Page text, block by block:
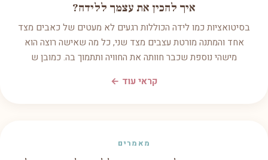
איך להכין את עצמך ללידה?
בסיטואציות כמו לידה הכוללות רגעים לא מעטים של כאבים מצד
אחד והמתנה מורטת עצבים מצד שני, כל מה שאישה רוצה הוא
מישהי נוספת שכבר חוותה את החוויה ותתמוך בה. כמובן ש
קראי עוד ←
מאמרים